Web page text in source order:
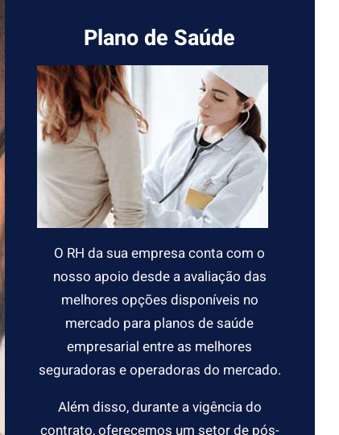
a
r
Plano de Saúde
O RH da sua empresa conta com o
nosso apoio desde a avaliação das
melhores opções disponíveis no
mercado para planos de saúde
empresarial entre as melhores
seguradoras e operadoras do mercado.
Além disso, durante a vigência do
contrato, oferecemos um setor de pós-